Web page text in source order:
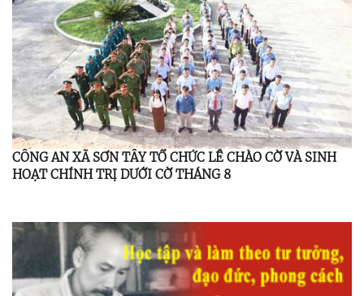
CÔNG AN XÃ SƠN TÂY TỔ CHỨC LỄ CHÀO CỜ VÀ SINH
HOẠT CHÍNH TRỊ DƯỚI CỜ THÁNG 8